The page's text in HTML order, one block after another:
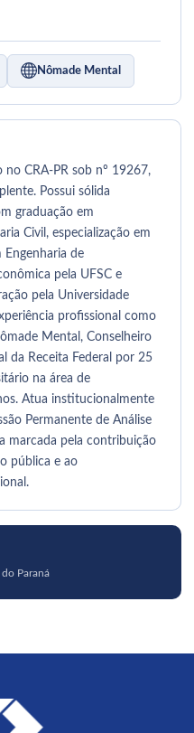
Nômade Mental
CRA-PR sob nº 19267,
Possui sólida
graduação em
Civil, especialização em
Engenharia de
pela UFSC e
pela Universidade
profissional como
Mental, Conselheiro
da Receita Federal por 25
na área de
Atua institucionalmente
Permanente de Análise
marcada pela contribuição
pública e ao
Paraná